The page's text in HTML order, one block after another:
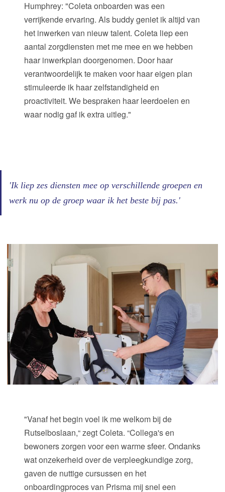
Humphrey: "Coleta onboarden was een
verrijkende ervaring. Als buddy geniet ik altijd van
het inwerken van nieuw talent. Coleta liep een
aantal zorgdiensten met me mee en we hebben
haar inwerkplan doorgenomen. Door haar
verantwoordelijk te maken voor haar eigen plan
stimuleerde ik haar zelfstandigheid en
proactiviteit. We bespraken haar leerdoelen en
waar nodig gaf ik extra uitleg."
'Ik liep zes diensten mee op verschillende groepen en
werk nu op de groep waar ik het beste bij pas.'
"Vanaf het begin voel ik me welkom bij de
Rutselboslaan,“ zegt Coleta. “Collega's en
bewoners zorgen voor een warme sfeer. Ondanks
wat onzekerheid over de verpleegkundige zorg,
gaven de nuttige cursussen en het
onboardingproces van Prisma mij snel een